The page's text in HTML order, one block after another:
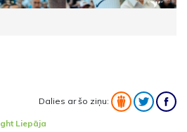
Dalies ar šo ziņu:
Liepāja